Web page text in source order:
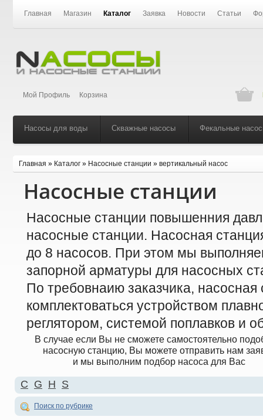
Главная Магазин Каталог Заявка Новости Статьи
Мой Профиль Корзина
Насосы для воды Скважные насосы Фекальные
Главная » Каталог » Насосные станции » вертикальный насос
Насосные станции
Насосные станции повышенния
насосные станции. Насосная
до 8 насосов. При этом мы
запорной арматуры для насосных
По требовнаию заказчика, насосная
комплектоваться устройством
реглятором, системой поплавков и
В случае если Вы не сможете самостоятельно
насосную станцию, Вы можете отправить нам
и мы выполним подбор насоса для Вас
C G H S
Поиск по рубрике